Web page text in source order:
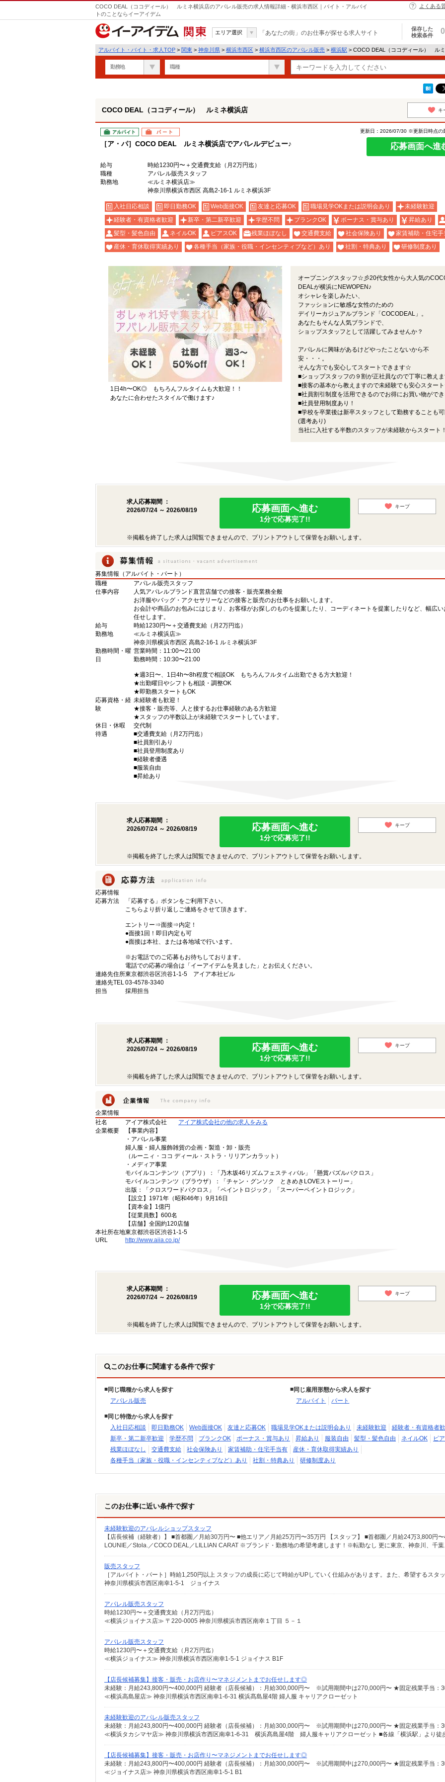
COCO DEAL（ココディール） ルミネ横浜店のアパレル販売の求人情報詳細 - 横浜市西区｜バイト・アルバイ
トのことならイーアイデム
よくある
関東
エリア選択 「あなたの街」のお仕事が探せる求人サイト
保存した
検索条件
0
アルバイト・バイト・求人TOP > 関東 > 神奈川県 > 横浜市西区 > 横浜市西区のアパレル販売 > 横浜駅 > COCO DEAL（ココディール） ル
勤務地 職種
COCO DEAL（ココディール） ルミネ横浜店 キ
アルバイト パート
［ア・パ］COCO DEAL ルミネ横浜店でアパレルデビュー♪
更新日：2026/07/30 ※更新日時点の
応募画面へ進
給与
時給1230円〜＋交通費支給（月2万円迄）
職種
アパレル販売スタッフ
勤務地
≪ルミネ横浜店≫
神奈川県横浜市西区 高島2-16-1 ルミネ横浜3F
入社日応相談 即日勤務OK Web面接OK 友達と応募OK 職場見学OKまたは説明会あり
未経験歓迎
経験者・有資格者歓迎
新卒・第二新卒歓迎 学歴不問 ブランクOK ボーナス・賞与あり 昇給あり
髪型・髪色自由
ネイルOK ピアスOK 残業ほぼなし 交通費支給 社会保険あり
家賃補助・住宅手
産休・育休取得実績あり
各種手当（家族・役職・インセンティブなど）あり 社割・特典あり 研修制度あり
1日4h〜OK◎ もちろんフルタイムも大歓迎！！
あなたに合わせたスタイルで働けます♪
オープニングスタッフ☆彡20代女性から大人気の
DEALが横浜にNEWOPEN♪
オシャレを楽しみたい、
ファッションに敏感な女性のための
デイリーカジュアルブランド「COCODEAL」。
あなたもそんな人気ブランドで、
ショップスタッフとして活躍してみませんか？
アパレルに興味があるけどやったことないから不
安・・・。
そんな方でも安心してスタートできます☆
■ショップスタッフの９割が正社員なので丁寧に教えま
■接客の基本から教えますので未経験でも安心スター
■社員割引制度を活用できるのでお得にお買い物ができ
■社員登用制度あり！
■学校を卒業後は新卒スタッフとして勤務することも可
(選考あり)
当社に入社する半数のスタッフが未経験からスタート！
求人応募期間 ：
2026/07/24 ～ 2026/08/19
応募画面へ進む
1分で応募完了!!
キープ
※掲載を終了した求人は閲覧できませんので、プリントアウトして保管をお願いします。
募集情報（アルバイト・パート）
職種
アパレル販売スタッフ
仕事内容
人気アパレルブランド直営店舗での接客・販売業務全般
お洋服やバッグ・アクセサリーなどの接客と販売のお仕事をお願いします。
お会計や商品のお包みにはじまり、お客様がお探しのものを提案したり、コーディネートを提案したりなど、幅広い
任せします。
給与
時給1230円〜＋交通費支給（月2万円迄）
勤務地
≪ルミネ横浜店≫
神奈川県横浜市西区 高島2-16-1 ルミネ横浜3F
勤務時間・曜
日
営業時間：11:00〜21:00
勤務時間：10:30〜21:00
★週3日〜、1日4h〜8h程度で相談OK もちろんフルタイム出勤できる方大歓迎！
★出勤曜日やシフトも相談・調整OK
★即勤務スタートもOK
応募資格・経
験
未経験者も歓迎！
★接客・販売等、人と接するお仕事経験のある方歓迎
★スタッフの半数以上が未経験でスタートしています。
休日・休暇
交代制
待遇
■交通費支給（月2万円迄）
■社員割引あり
■社員登用制度あり
■経験者優遇
■服装自由
■昇給あり
求人応募期間 ：
2026/07/24 ～ 2026/08/19
応募画面へ進む
1分で応募完了!!
キープ
※掲載を終了した求人は閲覧できませんので、プリントアウトして保管をお願いします。
応募情報
応募方法
「応募する」ボタンをご利用下さい。
こちらより折り返しご連絡をさせて頂きます。
エントリー⇒面接⇒内定！
●面接1回！即日内定も可
●面接は本社、または各地域で行います。
※お電話でのご応募もお待ちしております。
電話での応募の場合は「イーアイデムを見ました」とお伝えください。
連絡先住所東京都渋谷区渋谷1-1-5 アイア本社ビル
連絡先TEL03-4578-3340
担当
採用担当
求人応募期間 ：
2026/07/24 ～ 2026/08/19
応募画面へ進む
1分で応募完了!!
キープ
※掲載を終了した求人は閲覧できませんので、プリントアウトして保管をお願いします。
企業情報
社名
アイア株式会社
アイア株式会社の他の求人をみる
企業概要
【事業内容】
・アパレル事業
婦人服・婦人服飾雑貨の企画・製造・卸・販売
（ルーニィ・ココ ディール・ストラ・リリアンカラット）
・メディア事業
モバイルコンテンツ（アプリ）：「乃木坂46リズムフェスティバル」「懸賞パズルパクロス」
モバイルコンテンツ（ブラウザ）：「チャン・グンソク ときめきLOVEストーリー」
出版：「クロスワードパクロス」「ペイントロジック」「スーパーペイントロジック」
【設立】1971年（昭和46年）9月16日
【資本金】1億円
【従業員数】600名
【店舗】全国約120店舗
本社所在地東京都渋谷区渋谷1-1-5
URL
http://www.aiia.co.jp/
求人応募期間 ：
2026/07/24 ～ 2026/08/19
応募画面へ進む
1分で応募完了!!
キープ
※掲載を終了した求人は閲覧できませんので、プリントアウトして保管をお願いします。
このお仕事に関連する条件で探す
同じ職種から求人を探す
アパレル販売
同じ雇用形態から求人を探す
アルバイト
パート
同じ特徴から求人を探す
入社日応相談
即日勤務OK Web面接OK 友達と応募OK 職場見学OKまたは説明会あり 未経験歓迎
経験者・有資格者
新卒・第二新卒歓迎
学歴不問 ブランクOK ボーナス・賞与あり 昇給あり 服装自由 髪型・髪色自由 ネイルOK
ピ
残業ほぼなし
交通費支給 社会保険あり 家賃補助・住宅手当有
産休・育休取得実績あり
各種手当（家族・役職・インセンティブなど）あり
社割・特典あり 研修制度あり
このお仕事に近い条件で探す
未経験歓迎のアパレルショップスタッフ
販売スタッフ
神奈川県横浜市西区南幸1-5-1 ジョイナス
アパレル販売スタッフ
時給1230円〜＋交通費支給（月2万円迄）
≪横浜ジョイナス店≫ 〒220-0005 神奈川県横浜市西区南幸１丁目 ５－１
アパレル販売スタッフ
時給1230円〜＋交通費支給（月2万円迄）
≪横浜ジョイナス≫ 神奈川県横浜市西区南幸1-5-1 ジョイナス B1F
【店長候補募集】接客・販売・お店作り〜マネジメントまでお任せします◎
≪横浜高島屋店≫ 神奈川県横浜市西区南幸1-6-31 横浜髙島屋4階 婦人服 キャリアクローゼット
未経験歓迎のアパレル販売スタッフ
≪横浜タカシマヤ店≫ 神奈川県横浜市西区南幸1-6-31 横浜髙島屋4階 婦人服キャリアクローゼット ■各線「横浜駅」より徒
【店長候補募集】接客・販売・お店作り〜マネジメントまでお任せします◎
≪ジョイナス店≫ 神奈川県横浜市西区南幸1-5-1 B1